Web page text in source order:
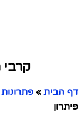
דף הבית »
פיתרון